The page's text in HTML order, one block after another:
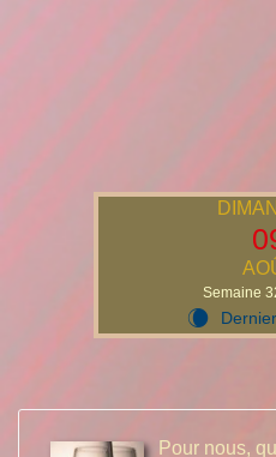
Semaine
W
Pour nous,